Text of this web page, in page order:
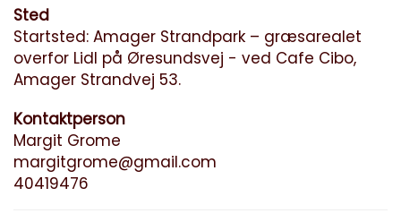
Sted
Startsted: Amager Strandpark – græsarealet
overfor Lidl på Øresundsvej - ved Cafe Cibo,
Amager Strandvej 53.
Kontaktperson
Margit Grome
margitgrome@gmail.com
40419476